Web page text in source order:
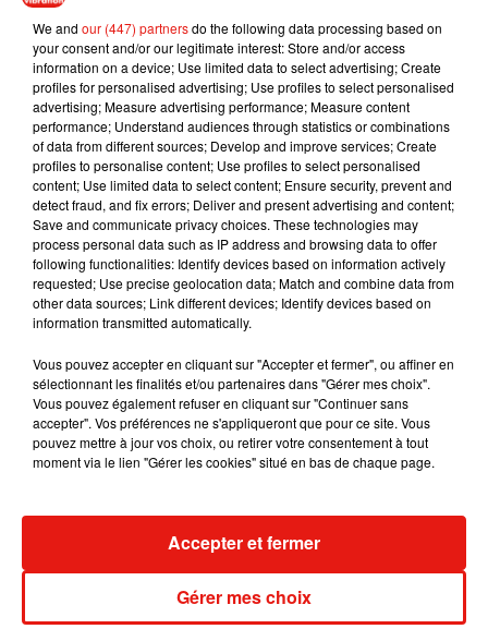
#OnApplaudit
Aidez-nous aussi à stopper le virus en appliquant les gestes
barrières et la consigne �xÈ�xܷ�xÈ#RestezChezVous
Aidez-nous aussi à financer le fonds d'urgence pour la
recherche sur le#Covid19de la@FondationAPHP
https://t.co/cPpbf0um4Opic.twitter.com/uCLRx4ry3E
— Hôpital Necker (@hopital_necker)
March 17, 2020
Rendez-vous ce (mercredi) soir, à vos fenêtres ou balcons,
pour l’acte 2.
Dans son allocution jeudi 12 mars, Emmanuel Macron a
salué le travail du personnel médical, en disant merci aux
"héros en blouse blanche" qui luttent contre l'épidémie.
Musique
7 août 2026
Julien Lieb s’essaye à la vie de chatelain
dans son nouveau clip
We and our (447) partnersdo the following data processing based on
your consent and/or our legitimate interest: Store and/or access
information on a device; Use limited data to select advertising; Create
profiles for personalised advertising; Use profiles to select personalised
advertising; Measure advertising performance; Measure content
performance; Understand audiences through statistics or combinations
of data from different sources; Develop and improve services; Create
profiles to personalise content; Use profiles to select personalised
content; Use limited data to select content; Ensure security, prevent and
detect fraud, and fix errors; Deliver and present advertising and content;
Save and communicate privacy choices. These technologies may
process personal data such as IP address and browsing data to offer
following functionalities: Identify devices based on information actively
requested; Use precise geolocation data; Match and combine data from
other data sources; Link different devices; Identify devices based on
information transmitted automatically.
Vous pouvez accepter en cliquant sur "Accepter et fermer", ou affiner en
sélectionnant les finalités et/ou partenaires dans "Gérer mes choix".
Vous pouvez également refuser en cliquant sur "Continuer sans
accepter". Vos préférences ne s'appliqueront que pour ce site. Vous
pouvez mettre à jour vos choix, ou retirer votre consentement à tout
moment via le lien "Gérer les cookies" situé en bas de chaque page.
Gérer mes choix
Accepter et fermer